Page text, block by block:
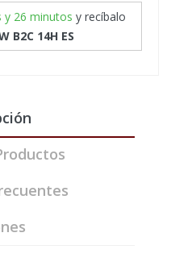
y 26 minutos y recíbalo
B2C 14H ES